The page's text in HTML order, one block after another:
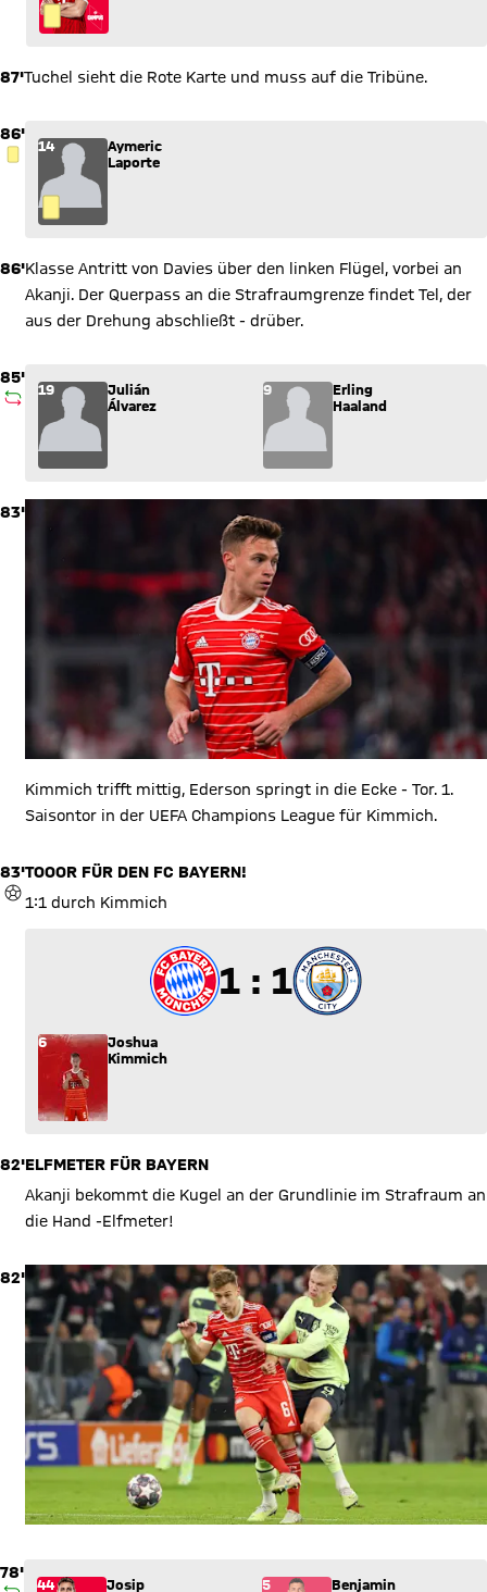
87'Tuchel sieht die Rote Karte und muss auf die Tribüne.
86'
GELBE KARTE
14
Aymeric
Laporte
86'Klasse Antritt von Davies über den linken Flügel, vorbei an
Akanji. Der Querpass an die Strafraumgrenze findet Tel, der
aus der Drehung abschließt - drüber.
85'
AUSWECHSLUNG
Wechsel: Julián Álvarez (19) kommt für Erling Haaland (9)
19
Julián
Álvarez
9
Erling
Haaland
83'
Kimmich trifft mittig, Ederson springt in die Ecke - Tor. 1.
Saisontor in der UEFA Champions League für Kimmich.
83'
TOR
TOOOR FÜR DEN FC BAYERN!
1:1 durch Kimmich
1 zu 1
1 : 1
6
Joshua
Kimmich
82'ELFMETER FÜR BAYERN
Akanji bekommt die Kugel an der Grundlinie im Strafraum an
die Hand -Elfmeter!
82'
78'
Wechsel: Josip Stanišić (44) kommt für Benjamin Pavard
44 Josip 5 Benjamin